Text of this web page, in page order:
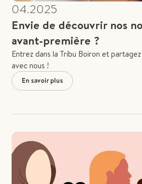
04.2025
Envie de découvrir nos
avant-première ?
Entrez dans la Tribu Boiron et
avec nous !
En savoir plus